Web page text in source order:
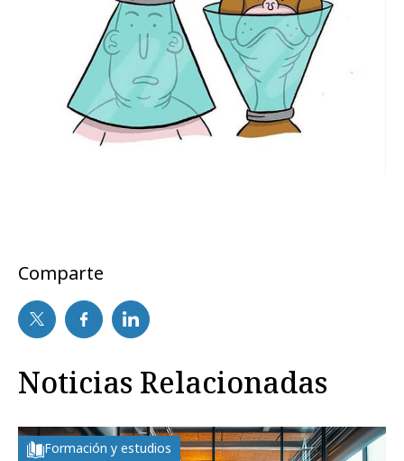
Comparte
Noticias Relacionadas
Formación y estudios